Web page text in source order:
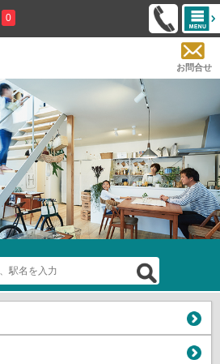
0
お問合せ